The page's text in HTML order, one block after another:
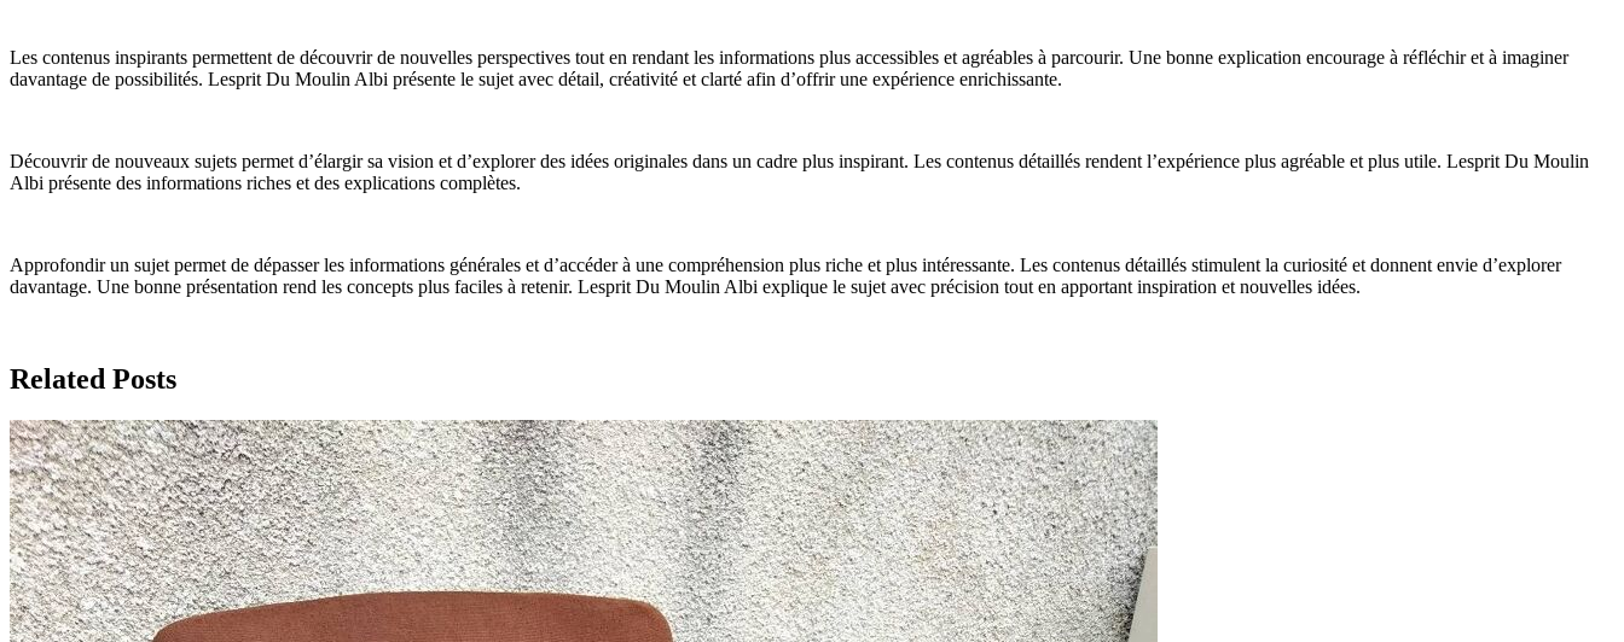
Les contenus inspirants permettent de découvrir de nouvelles perspectives tout en rendant les informations plus accessibles et agréables à parcourir. Une bonne explication encourage à réfléchir et à imaginer
davantage de possibilités. Lesprit Du Moulin Albi présente le sujet avec détail, créativité et clarté afin d’offrir une expérience enrichissante.
Découvrir de nouveaux sujets permet d’élargir sa vision et d’explorer des idées originales dans un cadre plus inspirant. Les contenus détaillés rendent l’expérience plus agréable et plus utile. Lesprit Du Moulin
Albi présente des informations riches et des explications complètes.
Approfondir un sujet permet de dépasser les informations générales et d’accéder à une compréhension plus riche et plus intéressante. Les contenus détaillés stimulent la curiosité et donnent envie d’explorer
davantage. Une bonne présentation rend les concepts plus faciles à retenir. Lesprit Du Moulin Albi explique le sujet avec précision tout en apportant inspiration et nouvelles idées.
Related Posts